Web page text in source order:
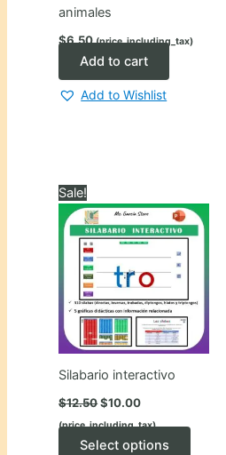
animales
$6.50 (price_including_tax)
Add to cart
Add to Wishlist
Sale!
Silabario interactivo
$12.50Original
price
was:
$12.50.
$10.00Current
is:
$10.00.
(price_including_tax)
Select options